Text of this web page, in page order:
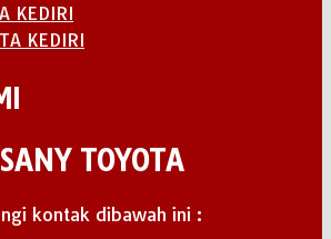
KEDIRI
KEDIRI
TOYOTA
kontak dibawah ini :